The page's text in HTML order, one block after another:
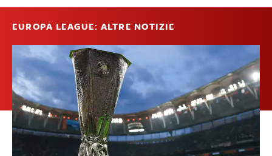
EUROPA LEAGUE: ALTRE NOTIZIE